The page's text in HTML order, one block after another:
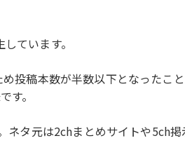
ています。
投稿本数が半数以下となったこ
す。
ネタ元は2chまとめサイトや5ch